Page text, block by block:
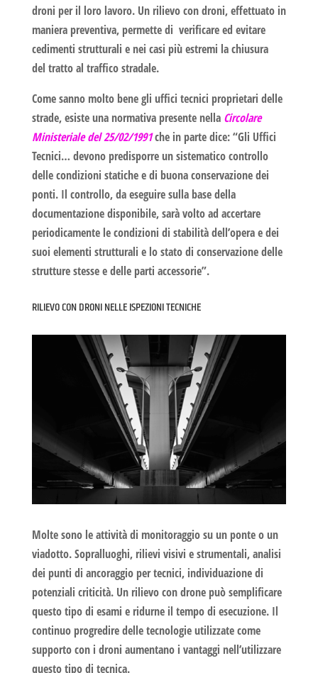
droni per il loro lavoro. Un rilievo con droni,effettuato in
maniera preventiva, permette di verificare ed evitare
cedimenti strutturali e nei casi più estremi la chiusura
del tratto al traffico stradale.
Come sanno molto bene gli uffici tecnici proprietari delle
strade, esiste una normativa presente nella Circolare
Ministeriale del 25/02/1991che in parte dice: “Gli Uffici
Tecnici… devono predisporre un sistematico controllo
delle condizioni statiche e di buona conservazione dei
ponti. Il controllo, da eseguire sulla base della
documentazione disponibile, sarà volto ad accertare
periodicamente le condizioni di stabilità dell’opera e dei
suoi elementi strutturali e lo stato di conservazione delle
strutture stesse e delle parti accessorie”.
RILIEVO CON DRONI NELLE ISPEZIONI TECNICHE
Molte sono le attività di monitoraggiosu un ponte o un
viadotto. Sopralluoghi, rilievi visivi e strumentali, analisi
dei punti di ancoraggio per tecnici, individuazione di
potenziali criticità. Un rilievo con dronepuò semplificare
questo tipo di esami e ridurne il tempo di esecuzione. Il
continuo progredire delle tecnologie utilizzate come
supporto con i droni aumentano i vantaggi nell’utilizzare
questo tipo di tecnica.